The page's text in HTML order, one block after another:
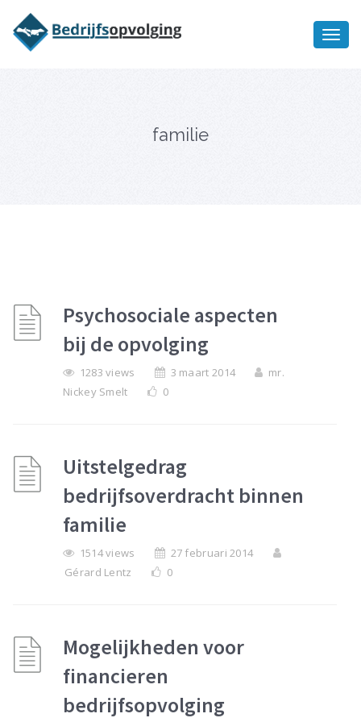
familie
Psychosociale aspecten
bij de opvolging
1283 views 3 maart 2014
mr.
Nickey Smelt
0
Uitstelgedrag
bedrijfsoverdracht binnen
familie
1514 views
27 februari 2014
Gérard Lentz
0
Mogelijkheden voor
financieren
bedrijfsopvolging
bedrijfsopvolging voor fiscaal
juridisch advies
Ik wil meer informatie